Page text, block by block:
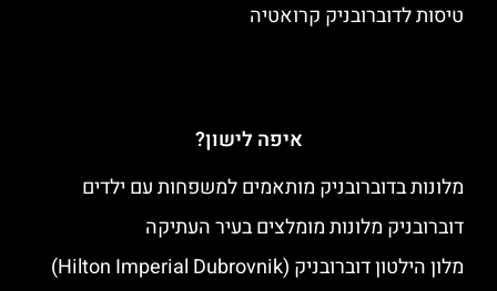
טיסות לדוברובניק קרואטיה
איפה לישון?
מלונות בדוברובניק מותאמים למשפחות עם ילדים
דוברובניק מלונות מומלצים בעיר העתיקה
מלון הילטון דוברובניק (Hilton Imperial Dubrovnik)